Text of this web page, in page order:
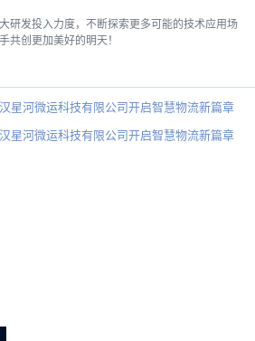
研发投入力度，不断探索更多可能的技术应用场
共创更加美好的明天！
星河微运科技有限公司开启智慧物流新篇章
星河微运科技有限公司开启智慧物流新篇章